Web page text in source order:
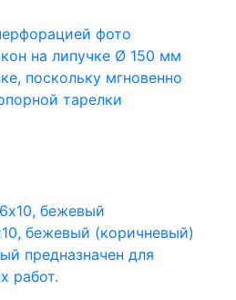
на липучке Ø 150 мм
поскольку мгновенно
тарелки
бежевый (коричневый)
предназначен для
работ.